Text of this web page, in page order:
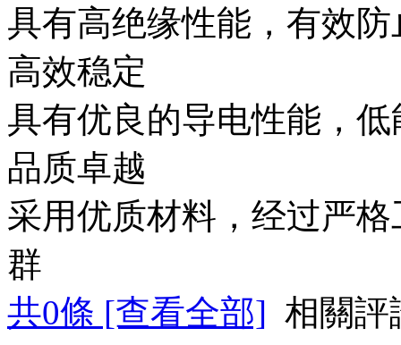
具有高绝缘性能，有效
高效稳定
具有优良的导电性能，
品质卓越
采用优质材料，经过严
群
共0條 [查看全部] 相關評